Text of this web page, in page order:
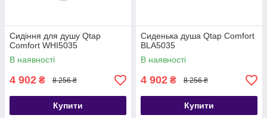
Сидіння для душу Qtap
Comfort WHI5035
В наявності
4 902 ₴ 8 256 ₴
Купити
Сиденька душа Qtap Comfort
BLA5035
В наявності
4 902 ₴ 8 256 ₴
Купити